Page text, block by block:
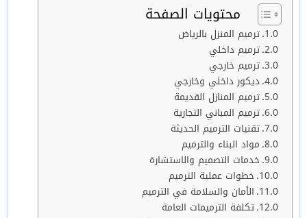
محتويات الصفحة
ترميم المنزل بالرياض
ترميم داخلي
ترميم خارجي
ديكور داخلي وخارجي
ترميم المنازل القديمة
ترميم المباني التجارية
تقنيات الترميم الحديثة
مواد البناء والترميم
خدمات التصميم والاستشارة
خطوات عملية الترميم
الأمان والسلامة في الترميم
تكلفة الترميمات العامة